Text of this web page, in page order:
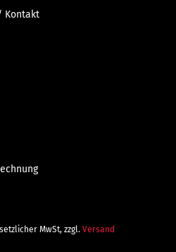
Kontakt
MwSt, zzgl. Versand